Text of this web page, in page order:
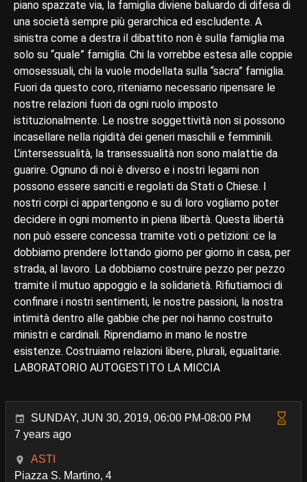
piano spazzate via, la famiglia diviene baluardo di difesa di
una società sempre più gerarchica ed escludente. A
sinistra come a destra il dibattito non è sulla famiglia ma
solo su “quale” famiglia. Chi la vorrebbe estesa alle coppie
omosessuali, chi la vuole modellata sulla “sacra” famiglia.
Fuori da questo coro, riteniamo necessario ripensare le
nostre relazioni fuori da ogni ruolo imposto
istituzionalmente. Le nostre soggettività non si possono
incasellare nella rigidità dei generi maschili e femminili.
L’intersessualità, la transessualità non sono malattie da
guarire. Ognuno di noi è diverso e i nostri legami non
possono essere sanciti e regolati da Stati o Chiese. I
nostri corpi ci appartengono e su di loro vogliamo poter
decidere in ogni momento in piena libertà. Questa libertà
non può essere concessa tramite voti o petizioni: ce la
dobbiamo prendere lottando giorno per giorno in casa, per
strada, al lavoro. La dobbiamo costruire pezzo per pezzo
tramite il mutuo appoggio e la solidarietà. Rifiutiamoci di
confinare i nostri sentimenti, le nostre passioni, la nostra
intimità dentro alle gabbie che per noi hanno costruito
ministri e cardinali. Riprendiamo in mano le nostre
esistenze. Costruiamo relazioni libere, plurali, egualitarie.
LABORATORIO AUTOGESTITO LA MICCIA
SUNDAY, JUN 30, 2019, 06:00 PM-08:00 PM
7 years ago
ASTI
Piazza S. Martino, 4